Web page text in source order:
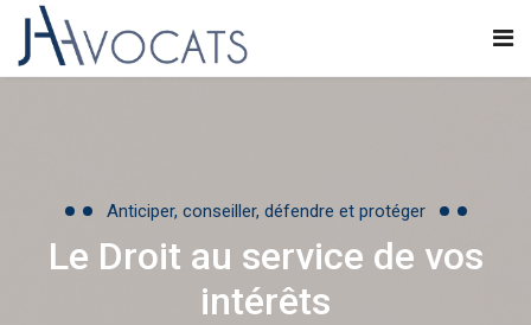
Anticiper, conseiller, défendre et protéger
Le Droit au service de vos
intérêts